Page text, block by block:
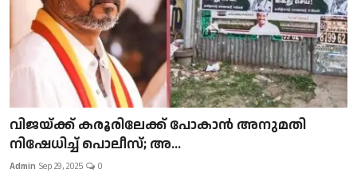
വിജയ്ക്ക് കരൂരിലേക്ക് പോകാൻ അനുമതി
നിഷേധിച്ച് പൊലീസ്; അ...
Admin Sep 29, 2025 0